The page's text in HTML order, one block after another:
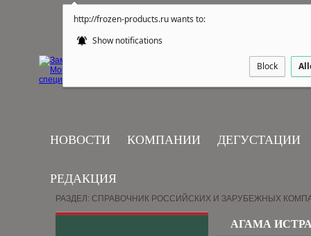
http://frozen-products.ru wants to:
Show notifications
Block
НОВОСТИ КОМПАНИИ ДЕГУСТАЦИИ
РЕДАКЦИЯ
РАЗДЕЛ: СПРАВОЧНИК РОССИЙСКИХ И ЗАРУБЕЖНЫХ
АГАМА